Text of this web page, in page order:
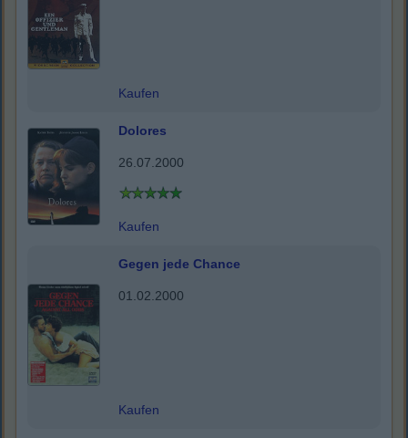
Kaufen
Dolores
26.07.2000
Kaufen
Gegen jede Chance
01.02.2000
Kaufen